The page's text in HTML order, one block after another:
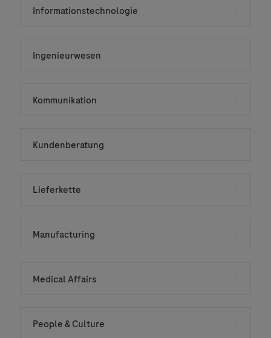
Informationstechnologie
Ingenieurwesen
Kommunikation
Kundenberatung
Lieferkette
Manufacturing
Medical Affairs
People & Culture